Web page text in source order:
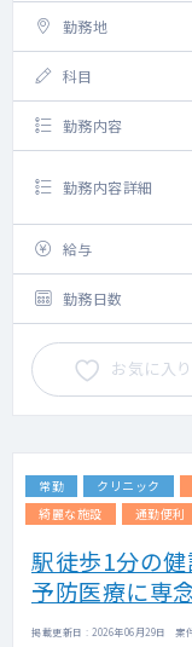
勤務地
科目
勤務内容
勤務内容詳細
給与
勤務日数
お気に入り
常勤 クリニック
綺麗な施設
通勤便利
駅徒歩1分の
予防医療に専
掲載更新日 : 2026年06月29日 案